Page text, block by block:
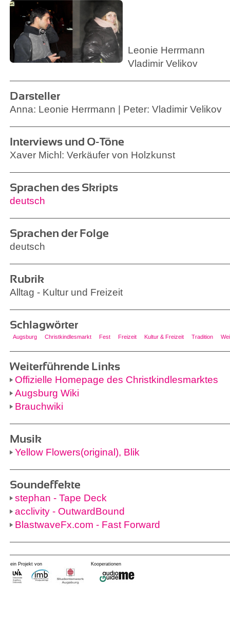
Leonie Herrmann
Vladimir Velikov
Darsteller
Anna: Leonie Herrmann | Peter: Vladimir Velikov
Interviews und O-Töne
Xaver Michl: Verkäufer von Holzkunst
Sprachen des Skripts
deutsch
Sprachen der Folge
deutsch
Rubrik
Alltag - Kultur und Freizeit
Schlagwörter
Augsburg Christkindlesmarkt Fest Freizeit Kultur & Freizeit Tradition
Weiterführende Links
Offizielle Homepage des Christkindlesmarktes
Augsburg Wiki
Brauchwiki
Musik
Yellow Flowers(original), Blik
Soundeffekte
stephan - Tape Deck
acclivity - OutwardBound
BlastwaveFx.com - Fast Forward
ein Projekt von Kooperationen